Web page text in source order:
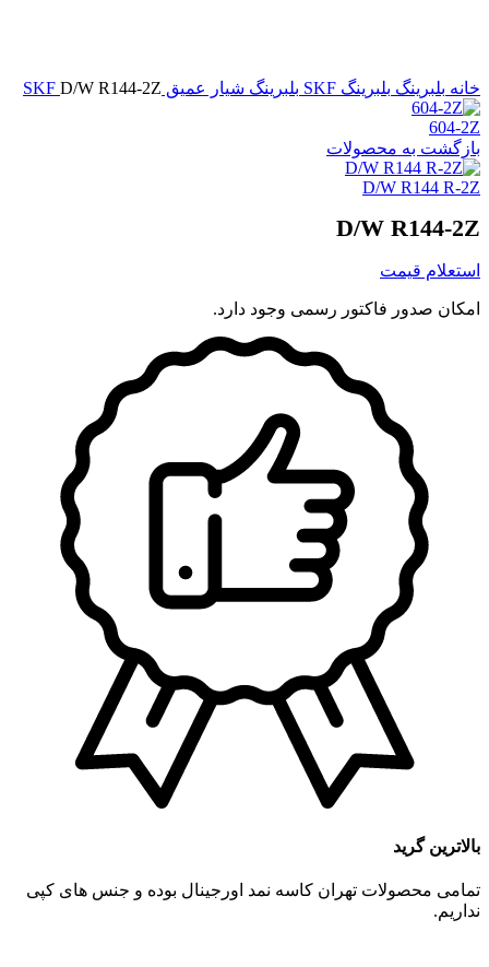
خانه بلبرینگ بلبرینگ SKF بلبرینگ شیار عمیق SKF D/W R144-2Z
604-2Z
بازگشت به محصولات
D/W R144 R-2Z
D/W R144-2Z
استعلام قیمت
امکان صدور فاکتور رسمی وجود دارد.
بالاترین گرید
تمامی محصولات تهران کاسه نمد اورجینال بوده و جنس های کپی
نداریم.